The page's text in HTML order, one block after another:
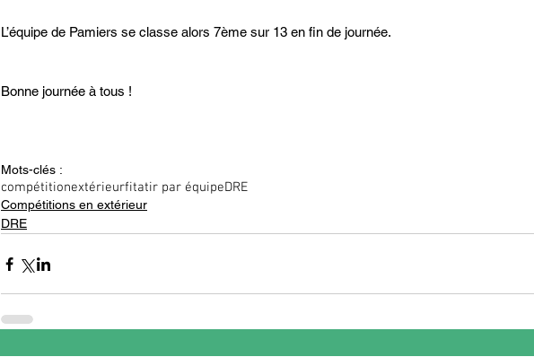
L’équipe de Pamiers se classe alors 7ème sur 13 en fin de journée.
Bonne journée à tous !
Mots-clés :
compétitionextérieurfitatir par équipeDRE
Compétitions en extérieur
DRE